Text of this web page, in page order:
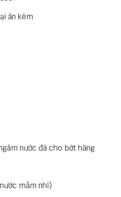
ăn kèm
nước đá cho bớt hăng
mắm nhĩ)